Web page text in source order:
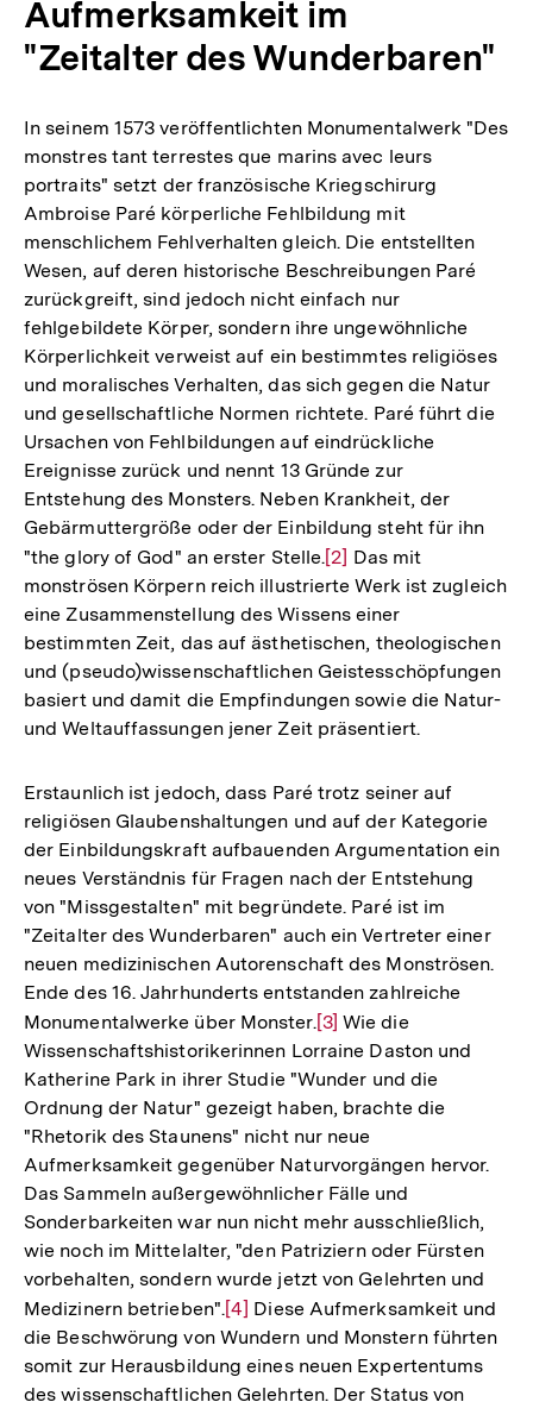
Aufmerksamkeit im
"Zeitalter des Wunderbaren"
In seinem 1573 veröffentlichten Monumentalwerk "Des
monstres tant terrestes que marins avec leurs
portraits" setzt der französische Kriegschirurg
Ambroise Paré körperliche Fehlbildung mit
menschlichem Fehlverhalten gleich. Die entstellten
Wesen, auf deren historische Beschreibungen Paré
zurückgreift, sind jedoch nicht einfach nur
fehlgebildete Körper, sondern ihre ungewöhnliche
Körperlichkeit verweist auf ein bestimmtes religiöses
und moralisches Verhalten, das sich gegen die Natur
und gesellschaftliche Normen richtete. Paré führt die
Ursachen von Fehlbildungen auf eindrückliche
Ereignisse zurück und nennt 13 Gründe zur
Entstehung des Monsters. Neben Krankheit, der
Gebärmuttergröße oder der Einbildung steht für ihn
"the glory of God" an erster Stelle.Zur
Auflösung
der
Fußnote
[2] Das mit
monströsen Körpern reich illustrierte Werk ist zugleich
eine Zusammenstellung des Wissens einer
bestimmten Zeit, das auf ästhetischen, theologischen
und (pseudo)wissenschaftlichen Geistesschöpfungen
basiert und damit die Empfindungen sowie die Natur-
und Weltauffassungen jener Zeit präsentiert.
Erstaunlich ist jedoch, dass Paré trotz seiner auf
religiösen Glaubenshaltungen und auf der Kategorie
der Einbildungskraft aufbauenden Argumentation ein
neues Verständnis für Fragen nach der Entstehung
von "Missgestalten" mit begründete. Paré ist im
"Zeitalter des Wunderbaren" auch ein Vertreter einer
neuen medizinischen Autorenschaft des Monströsen.
Ende des 16. Jahrhunderts entstanden zahlreiche
Monumentalwerke über Monster.Zur
Auflösung
der
Fußnote
[3] Wie die
Wissenschaftshistorikerinnen Lorraine Daston und
Katherine Park in ihrer Studie "Wunder und die
Ordnung der Natur" gezeigt haben, brachte die
"Rhetorik des Staunens" nicht nur neue
Aufmerksamkeit gegenüber Naturvorgängen hervor.
Das Sammeln außergewöhnlicher Fälle und
Sonderbarkeiten war nun nicht mehr ausschließlich,
wie noch im Mittelalter, "den Patriziern oder Fürsten
vorbehalten, sondern wurde jetzt von Gelehrten und
Medizinern betrieben".Zur
Auflösung
der
Fußnote
[4] Diese Aufmerksamkeit und
die Beschwörung von Wundern und Monstern führten
somit zur Herausbildung eines neuen Expertentums
des wissenschaftlichen Gelehrten. Der Status von